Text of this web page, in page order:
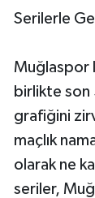
Serilerle
Muğlaspor
birlikte son
grafiğini
maçlık
olarak ne
seriler,